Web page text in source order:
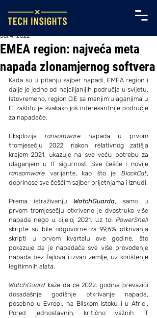
EMEA region: najveća meta
napada zlonamjernog softvera
Jul 4, 2022
Kada su u pitanju sajber napadi, EMEA region i
dalje je jedno od najciljanijih područja u svijetu.
Istovremeno, region CIE sa manjim ulaganjima u
IT zaštitu je svakako još interesantnije područje
za napadače.
Eksplozija ransomware napada u prvom
tromjesečju 2022. nakon relativnog zatišja
krajem 2021. ukazuje na sve veću potrebu za
ransomware varijante, kao što je BlackCat,
doprinose sve češćim sajber prijetnjama i iznudi.
Prema istraživanju WatchGuarda, samo u
prvom tromjesečju otkriveno je dvostruko više
napada nego u cijeloj 2021. Uz to, PowerShell
skripte su bile odgovorne za 99,6% otkrivanja
skripti u prvom kvartalu ove godine, što
pokazuje da je napadača sve više provođenje
napada bez fajlova i izvan zemlje, uz korištenje
legitimnih alata.
WatchGuard kaže da će 2022. godina prevazići
dosadašnje godišnje otkrivanje napada,
posebno u Evropi, na Bliskom istoku i u Africi.
Pored jednostavnih, kritično važnih IT